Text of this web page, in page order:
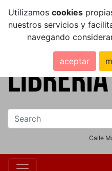
Utilizamos cookies
nuestros servicios y
navegando
aceptar
Calle